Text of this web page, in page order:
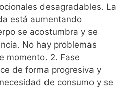
desagradables. La
está aumentando
se acostumbra y se
No hay problemas
momento. 2. Fase
de forma progresiva y
de consumo y se